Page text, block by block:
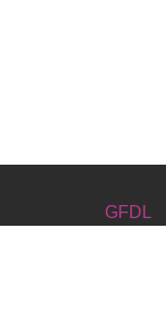
GFDL